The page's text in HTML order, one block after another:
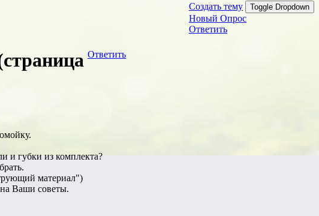
Создать тему Toggle Dropdown
Новый Опрос
Ответить
Ответить
и губки из комплекта?
материал")
Ваши советы.